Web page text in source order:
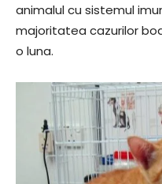
animalul cu sistemul
majoritatea cazurilor
o luna.